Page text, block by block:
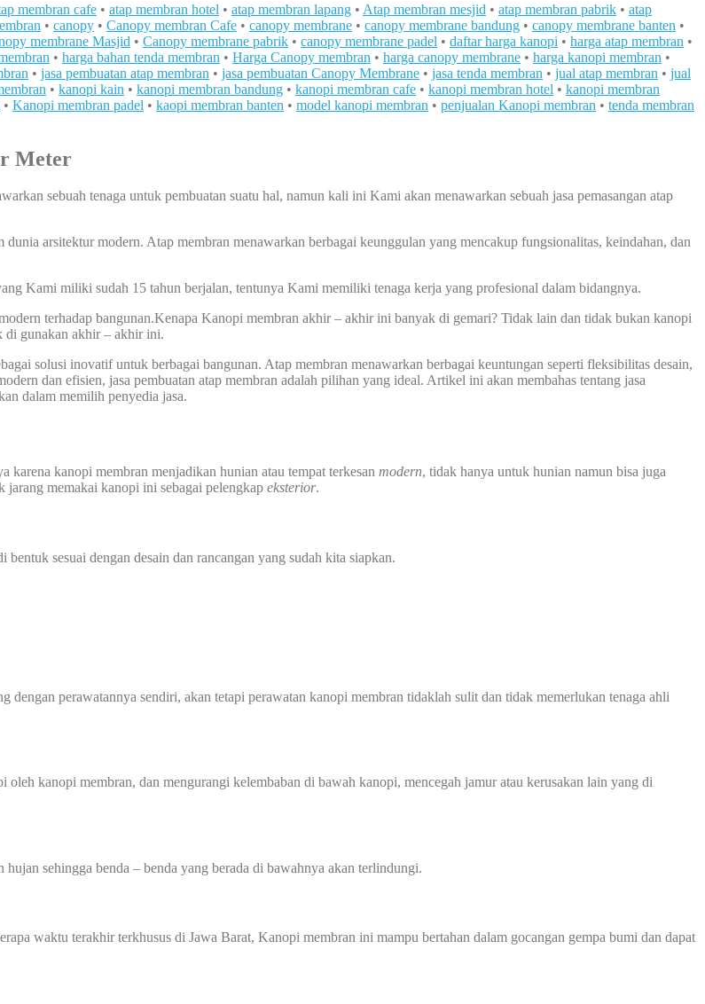
membran cafe • atap membran hotel • atap membran lapang • Atap membran mesjid • atap membran pabrik • atap
• canopy • Canopy membran Cafe • canopy membrane • canopy membrane bandung • canopy membrane banten •
membrane Masjid • Canopy membrane pabrik • canopy membrane padel • daftar harga kanopi • harga atap membran •
• harga bahan tenda membran • Harga Canopy membran • harga canopy membrane • harga kanopi membran •
• jasa pembuatan atap membran • jasa pembuatan Canopy Membrane • jasa tenda membran • jual atap membran • jual
• kanopi kain • kanopi membran bandung • kanopi membran cafe • kanopi membran hotel • kanopi membran
• Kanopi membran padel • kaopi membran banten • model kanopi membran • penjualan Kanopi membran • tenda membran
Meter
sebuah tenaga untuk pembuatan suatu hal, namun kali ini Kami akan menawarkan sebuah jasa pemasangan atap
arsitektur modern. Atap membran menawarkan berbagai keunggulan yang mencakup fungsionalitas, keindahan, dan
Kami miliki sudah 15 tahun berjalan, tentunya Kami memiliki tenaga kerja yang profesional dalam bidangnya.
terhadap bangunan.Kenapa Kanopi membran akhir – akhir ini banyak di gemari? Tidak lain dan tidak bukan kanopi
di gunakan akhir – akhir ini.
solusi inovatif untuk berbagai bangunan. Atap membran menawarkan berbagai keuntungan seperti fleksibilitas desain,
dan efisien, jasa pembuatan atap membran adalah pilihan yang ideal. Artikel ini akan membahas tentang jasa
dalam memilih penyedia jasa.
karena kanopi membran menjadikan hunian atau tempat terkesan modern, tidak hanya untuk hunian namun bisa juga
jarang memakai kanopi ini sebagai pelengkap eksterior.
sesuai dengan desain dan rancangan yang sudah kita siapkan.
dengan perawatannya sendiri, akan tetapi perawatan kanopi membran tidaklah sulit dan tidak memerlukan tenaga ahli
kanopi membran, dan mengurangi kelembaban di bawah kanopi, mencegah jamur atau kerusakan lain yang di
sehingga benda – benda yang berada di bawahnya akan terlindungi.
waktu terakhir terkhusus di Jawa Barat, Kanopi membran ini mampu bertahan dalam gocangan gempa bumi dan dapat